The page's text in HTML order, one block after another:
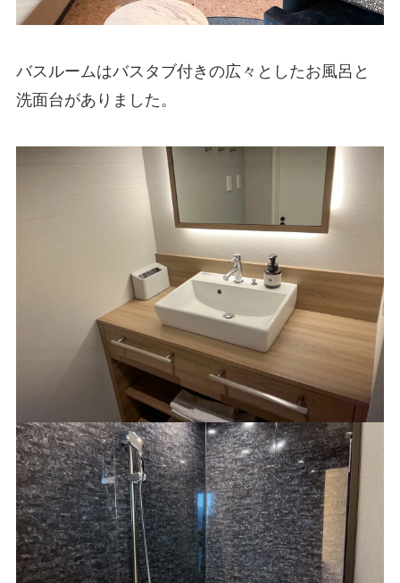
バスルームはバスタブ付きの広々としたお風呂と
洗面台がありました。